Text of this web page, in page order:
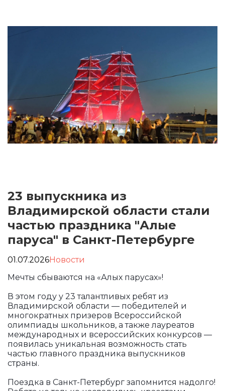
23 выпускника из
Владимирской области стали
частью праздника "Алые
паруса" в Санкт-Петербурге
01.07.2026Новости
Мечты сбываются на «Алых парусах»!
В этом году у 23 талантливых ребят из
Владимирской области — победителей и
многократных призеров Всероссийской
олимпиады школьников, а также лауреатов
международных и всероссийских конкурсов —
появилась уникальная возможность стать
частью главного праздника выпускников
страны.
Поездка в Санкт-Петербург запомнится надолго!